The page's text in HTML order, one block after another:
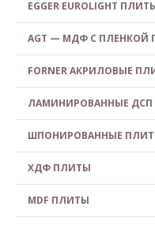
EGGER EUROLIGHT
AGT — МДФ С ПЛЕНКОЙ
FORNER АКРИЛОВЫЕ
ЛАМИНИРОВАННЫЕ ДСП
ШПОНИРОВАННЫЕ
ХДФ ПЛИТЫ
MDF ПЛИТЫ